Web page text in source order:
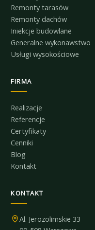
Remonty tarasów
Remonty dachów
Iniekcje budowlane
Generalne wykonawstwo
Usługi wysokościowe
FIRMA
Realizacje
Referencje
Certyfikaty
Cenniki
Blog
Kontakt
KONTAKT
Al. Jerozolimskie 33